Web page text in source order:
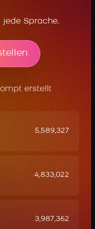
jede Sprache.
erstellt
5,589,327
4,833,022
3,987,362